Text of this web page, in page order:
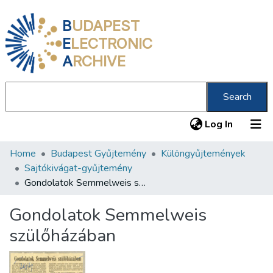
BUDAPEST
ELECTRONIC
ARCHIVE
Search
Log In (current)
Communities & Collections
All of DSpace
About us
Home Budapest Gyűjtemény
Különgyűjtemények
Sajtókivágat-gyűjtemény
Gondolatok Semmelweis szülőházában
Gondolatok Semmelweis
szülőházában